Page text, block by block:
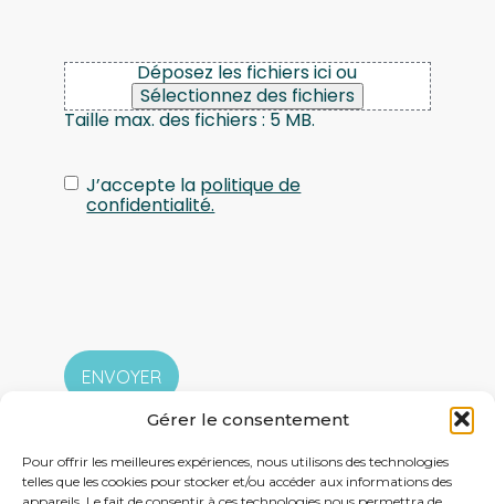
Gérer le consentement
Pour offrir les meilleures expériences, nous utilisons des technologies
telles que les cookies pour stocker et/ou accéder aux informations des
Déposez les fichiers ici ou
Sélectionnez des fichiers
Taille max. des fichiers : 5 MB.
J’accepte la politique de
confidentialité.